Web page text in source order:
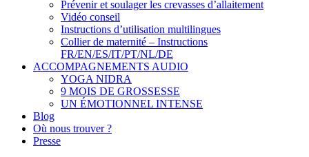
Prévenir et soulager les crevasses d’allaitement
Vidéo conseil
Instructions d’utilisation multilingues
Collier de maternité – Instructions
FR/EN/ES/IT/PT/NL/DE
ACCOMPAGNEMENTS AUDIO
YOGA NIDRA
9 MOIS DE GROSSESSE
UN ÉMOTIONNEL INTENSE
Blog
Où nous trouver ?
Presse